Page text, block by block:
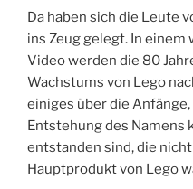
Da haben sich die Leute
ins Zeug gelegt. In
Video werden die 80
Wachstums von Lego
einiges über die
Entstehung des Namens
entstanden sind, die
Hauptprodukt von Lego